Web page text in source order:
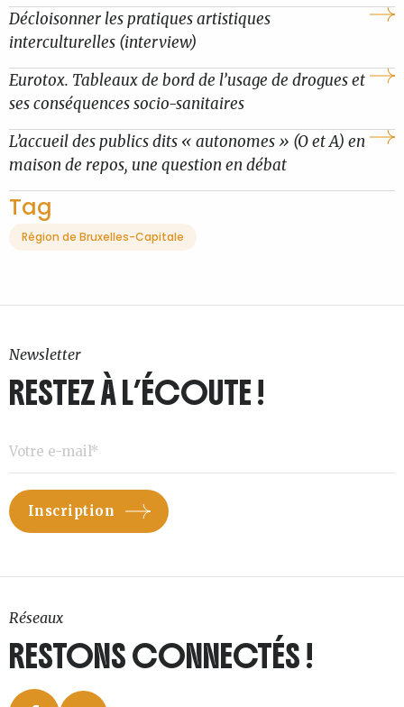
Décloisonner les pratiques artistiques
interculturelles (interview)
Eurotox. Tableaux de bord de l’usage de drogues et
ses conséquences socio-sanitaires
L’accueil des publics dits « autonomes » (O et A) en
maison de repos, une question en débat
Tag
Région de Bruxelles-Capitale
Newsletter
RESTEZ À L’ÉCOUTE !
Réseaux
RESTONS CONNECTÉS !